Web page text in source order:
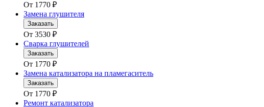
От 1770 ₽
Замена глушителя
Заказать
От 3530 ₽
Сварка глушителей
Заказать
От 1770 ₽
Замена катализатора на пламегаситель
Заказать
От 1770 ₽
Ремонт катализатора